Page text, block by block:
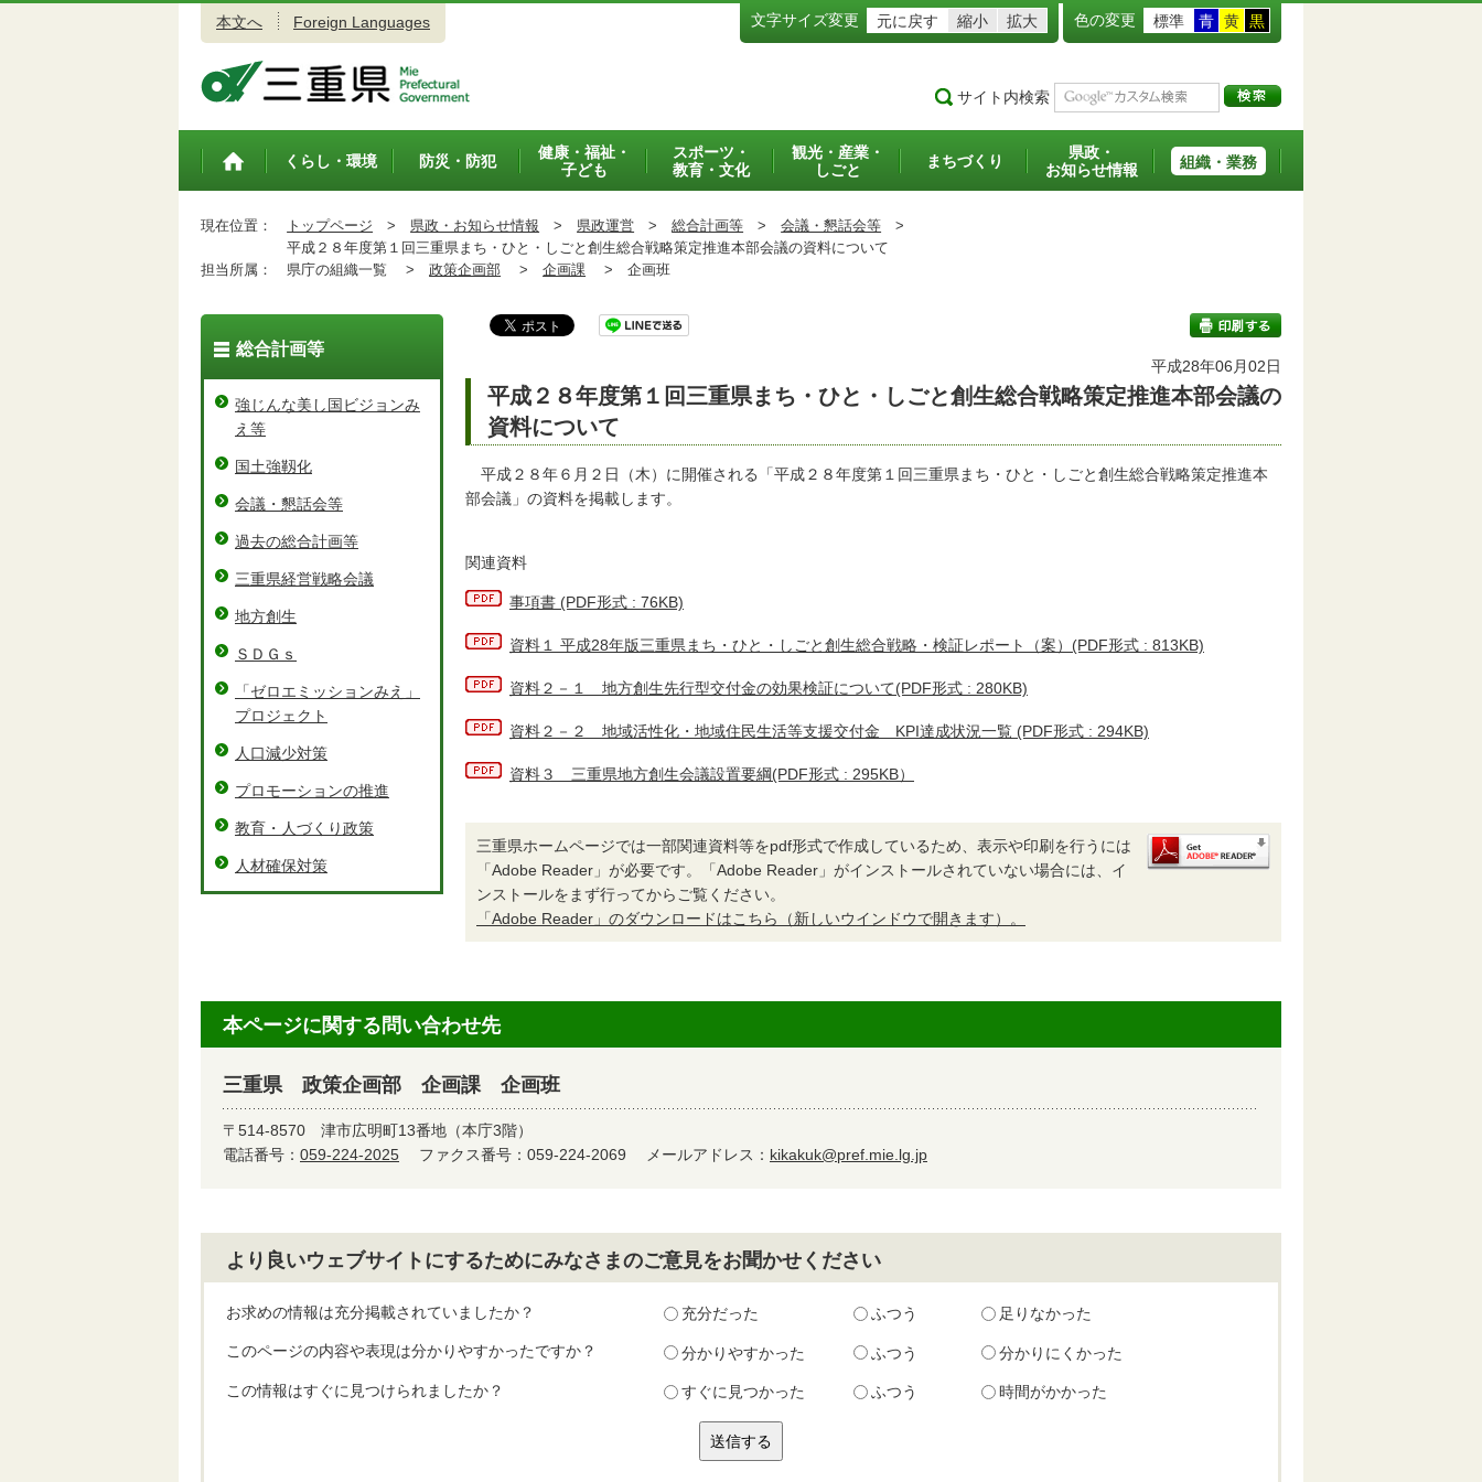
本文へ Foreign Languages 文字サイズ変更 元に戻す 縮小 拡大 色の変更 標準 青 黄 黒
サイト内検索
トップペ
くらし・環境 防災・防犯
健康・福祉・
子ども
スポーツ・
教育・文化
観光・産業・
しごと
まちづくり
県政・
お知らせ情報
組織・業務
現在位置： トップページ > 県政・お知らせ情報 > 県政運営 > 総合計画等 > 会議・懇話会等 >
平成２８年度第１回三重県まち・ひと・しごと創生総合戦略策定推進本部会議の資料について
担当所属：
県庁の組織一覧 > 政策企画部 > 企画課 > 企画班
平成28年06月02日
平成２８年度第１回三重県まち・ひと・しごと創生総合戦略策定推進本部会議の
資料について
平成２８年６月２日（木）に開催される「平成２８年度第１回三重県まち・ひと・しごと創生総合戦略策定推進本
部会議」の資料を掲載します。
関連資料
事項書 (PDF形式 : 76KB)
資料１ 平成28年版三重県まち・ひと・しごと創生総合戦略・検証レポート（案）(PDF形式 : 813KB)
資料２－１ 地方創生先行型交付金の効果検証について(PDF形式 : 280KB)
資料２－２ 地域活性化・地域住民生活等支援交付金 KPI達成状況一覧 (PDF形式 : 294KB)
資料３ 三重県地方創生会議設置要綱(PDF形式 : 295KB）
三重県ホームページでは一部関連資料等をpdf形式で作成しているため、表示や印刷を行うには
「Adobe Reader」が必要です。「Adobe Reader」がインストールされていない場合には、イ
ンストールをまず行ってからご覧ください。
「Adobe Reader」のダウンロードはこちら（新しいウインドウで開きます）。
総合計画等
強じんな美し国ビジョンみ
え等
国土強靱化
会議・懇話会等
過去の総合計画等
三重県経営戦略会議
地方創生
ＳＤＧｓ
「ゼロエミッションみえ」
プロジェクト
人口減少対策
プロモーションの推進
教育・人づくり政策
人材確保対策
本ページに関する問い合わせ先
三重県 政策企画部 企画課 企画班
〒514-8570 津市広明町13番地（本庁3階）
電話番号： 059-224-2025 ファクス番号：059-224-2069 メールアドレス： kikakuk@pref.mie.lg.jp
より良いウェブサイトにするためにみなさまのご意見をお聞かせください
お求めの情報は充分掲載されていましたか？ 充分だった ふつう 足りなかった
このページの内容や表現は分かりやすかったですか？ 分かりやすかった ふつう 分かりにくかった
この情報はすぐに見つけられましたか？ すぐに見つかった ふつう 時間がかかった